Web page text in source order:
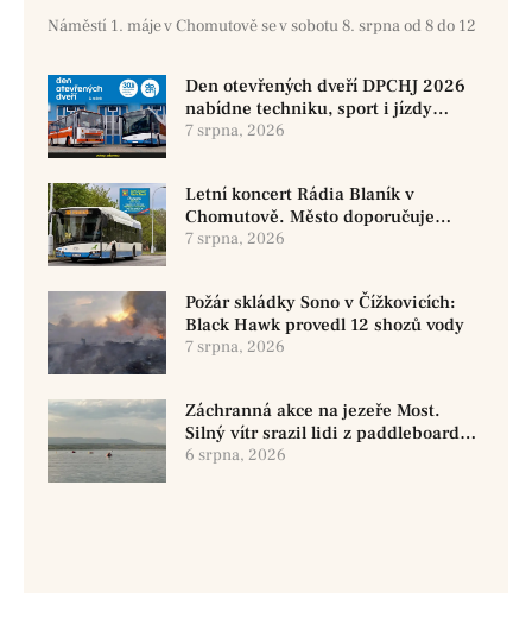
Náměstí 1. máje v Chomutově se v sobotu 8. srpna od 8 do 12
Den otevřených dveří DPCHJ 2026
nabídne techniku, sport i jízdy
historickými vozy
7 srpna, 2026
Letní koncert Rádia Blaník v
Chomutově. Město doporučuje
využít MHD
7 srpna, 2026
Požár skládky Sono v Čížkovicích:
Black Hawk provedl 12 shozů vody
7 srpna, 2026
Záchranná akce na jezeře Most.
Silný vítr srazil lidi z paddleboardů,
dvě osoby se pohřešují
6 srpna, 2026